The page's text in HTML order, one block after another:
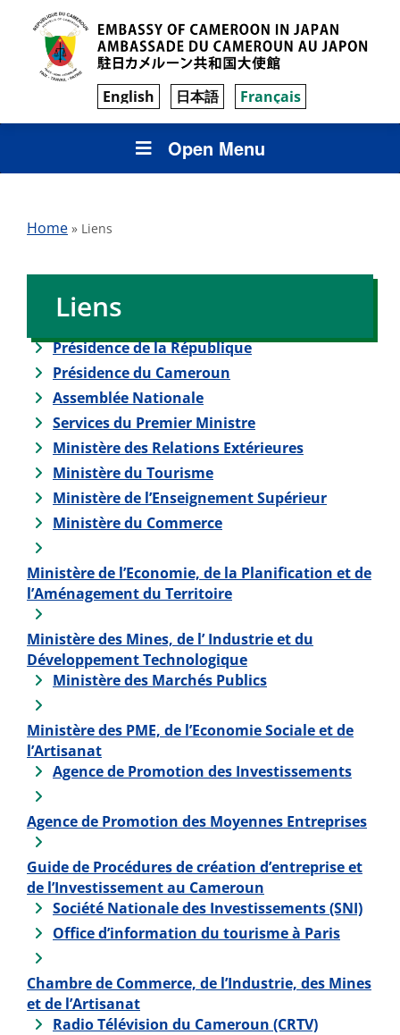
English 日本語 Français
Open Menu
Home » Liens
Liens
Présidence de la République
Présidence du Cameroun
Assemblée Nationale
Services du Premier Ministre
Ministère des Relations Extérieures
Ministère du Tourisme
Ministère de l’Enseignement Supérieur
Ministère du Commerce
Ministère de l’Economie, de la Planification et de
l’Aménagement du Territoire
Ministère des Mines, de l’ Industrie et du
Développement Technologique
Ministère des Marchés Publics
Ministère des PME, de l’Economie Sociale et de
l’Artisanat
Agence de Promotion des Investissements
Agence de Promotion des Moyennes Entreprises
Guide de Procédures de création d’entreprise et
de l’Investissement au Cameroun
Société Nationale des Investissements (SNI)
Office d’information du tourisme à Paris
Chambre de Commerce, de l’Industrie, des Mines
et de l’Artisanat
Radio Télévision du Cameroun (CRTV)